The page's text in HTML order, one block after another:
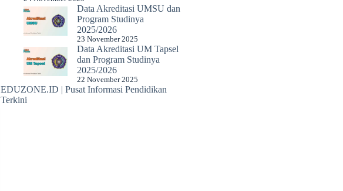
Data Akreditasi UMSU dan
Program Studinya
2025/2026
23 November 2025
Data Akreditasi UM Tapsel
dan Program Studinya
2025/2026
22 November 2025
EDUZONE.ID | Pusat Informasi Pendidikan
Terkini